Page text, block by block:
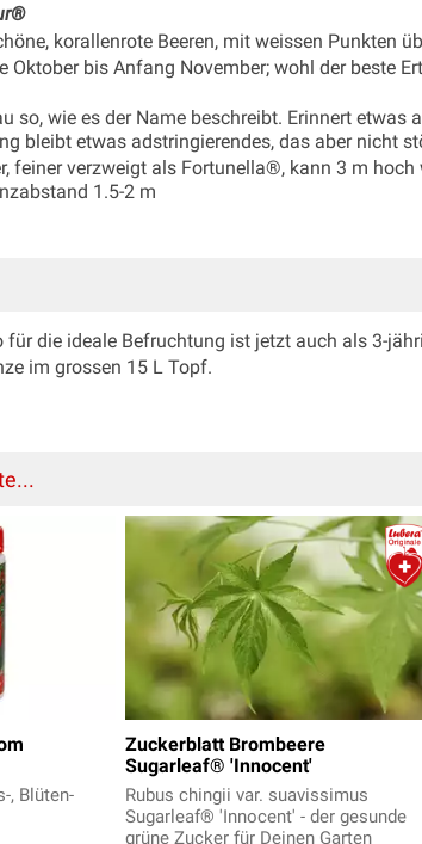
korallenrote Beeren, mit weissen Punkten
Oktober bis Anfang November; wohl der beste
so, wie es der Name beschreibt. Erinnert etwas
bleibt etwas adstringierendes, das aber nicht
feiner verzweigt als Fortunella®, kann 3 m hoch
1.5-2 m
für die ideale Befruchtung ist jetzt auch als 3-
im grossen 15 L Topf.
, Blüten-
Zuckerblatt Brombeere
Sugarleaf® 'Innocent'
Rubus chingii var. suavissimus
Sugarleaf® 'Innocent' - der gesunde
grüne Zucker für Deinen Garten